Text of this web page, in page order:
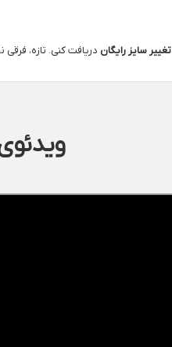
تغییر سایز رایگان دریافت کنی. تازه،